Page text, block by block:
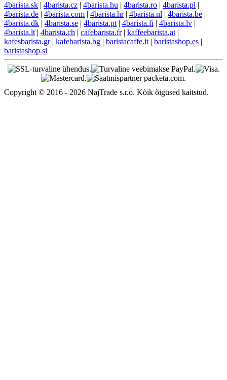
4barista.sk | 4barista.cz | 4barista.hu | 4barista.ro | 4barista.pl |
4barista.de | 4barista.com | 4barista.hr| 4barista.nl | 4barista.be |
4barista.dk | 4barista.se | 4barista.pt | 4barista.fi | 4barista.lv |
4barista.lt | 4barista.ch | cafebarista.fr| kaffeebarista.at |
kafesbarista.gr| kafebarista.bg | baristacaffe.it | baristashop.es |
baristashop.si
Copyright © 2016 - 2026 NajTrade s.r.o. Kõik õigused kaitstud.